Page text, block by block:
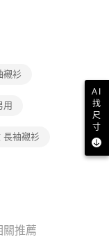
需要取消訂單，請聯絡
，需透過AFTEE先享
面顯示為準，若有關於
support/home
易相關給付款項請求債
襯衫
用
長袖襯衫
關推薦
AI
找
尺
寸